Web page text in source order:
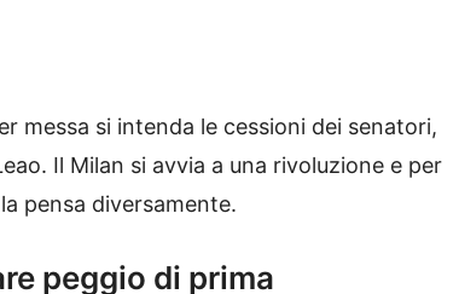
messa si intenda le cessioni dei senatori,
Il Milan si avvia a una rivoluzione e per
pensa diversamente.
peggio di prima